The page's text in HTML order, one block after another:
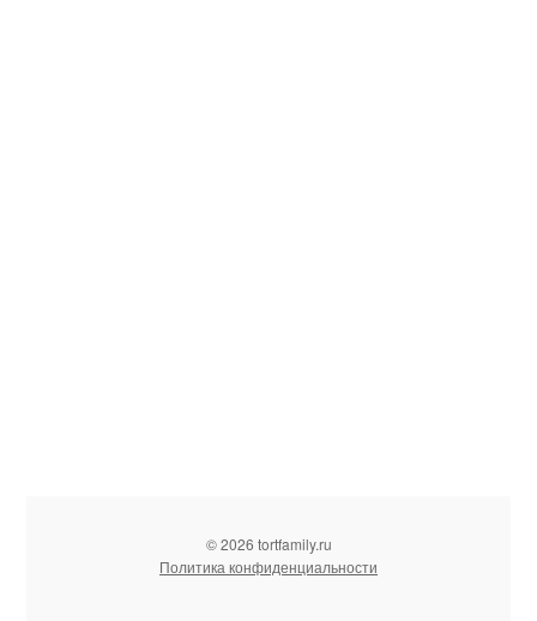
© 2026 tortfamily.ru
Политика конфиденциальности